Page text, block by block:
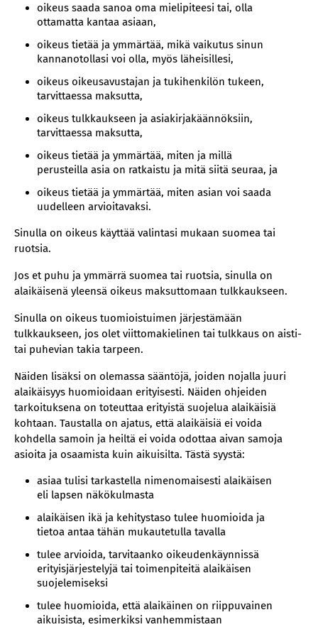
oikeus saada sanoa oma mielipiteesi tai, olla
ottamatta kantaa asiaan,
oikeus tietää ja ymmärtää, mikä vaikutus sinun
kannanotollasi voi olla, myös läheisillesi,
oikeus oikeusavustajan ja tukihenkilön tukeen,
tarvittaessa maksutta,
oikeus tulkkaukseen ja asiakirjakäännöksiin,
tarvittaessa maksutta,
oikeus tietää ja ymmärtää, miten ja millä
perusteilla asia on ratkaistu ja mitä siitä seuraa, ja
oikeus tietää ja ymmärtää, miten asian voi saada
uudelleen arvioitavaksi.
Sinulla on oikeus käyttää valintasi mukaan suomea tai
ruotsia.
Jos et puhu ja ymmärrä suomea tai ruotsia, sinulla on
alaikäisenä yleensä oikeus maksuttomaan tulkkaukseen.
Sinulla on oikeus tuomioistuimen järjestämään
tulkkaukseen, jos olet viittomakielinen tai tulkkaus on aisti-
tai puhevian takia tarpeen.
Näiden lisäksi on olemassa sääntöjä, joiden nojalla juuri
alaikäisyys huomioidaan erityisesti. Näiden ohjeiden
tarkoituksena on toteuttaa erityistä suojelua alaikäisiä
kohtaan. Taustalla on ajatus, että alaikäisiä ei voida
kohdella samoin ja heiltä ei voida odottaa aivan samoja
asioita ja osaamista kuin aikuisilta. Tästä syystä:
asiaa tulisi tarkastella nimenomaisesti alaikäisen
eli lapsen näkökulmasta
alaikäisen ikä ja kehitystaso tulee huomioida ja
tietoa antaa tähän mukautetulla tavalla
tulee arvioida, tarvitaanko oikeudenkäynnissä
erityisjärjestelyjä tai toimenpiteitä alaikäisen
suojelemiseksi
tulee huomioida, että alaikäinen on riippuvainen
aikuisista, esimerkiksi vanhemmistaan